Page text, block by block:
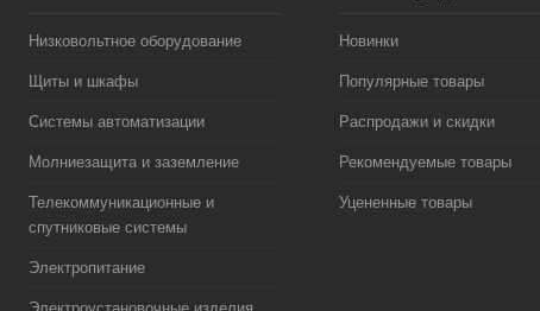
Низковольтное оборудование
Щиты и шкафы
Системы автоматизации
Молниезащита и заземление
Телекоммуникационные и
спутниковые системы
Электропитание
Новинки
Популярные товары
Распродажи и скидки
Рекомендуемые товары
Уцененные товары